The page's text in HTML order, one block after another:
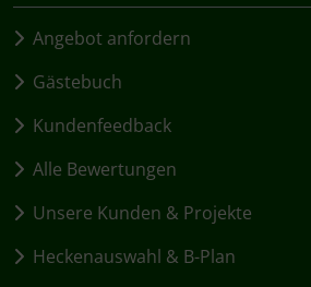
Angebot anfordern
Gästebuch
Kundenfeedback
Alle Bewertungen
Unsere Kunden & Projekte
Heckenauswahl & B-Plan